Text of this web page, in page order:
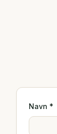
Navn *